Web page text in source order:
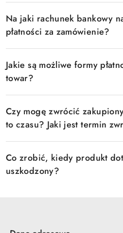
Na jaki rachunek bankowy
płatności za zamówienie?
Jakie są możliwe formy
towar?
Czy mogę zwrócić
to czasu? Jaki jest termin
Co zrobić, kiedy produkt
uszkodzony?